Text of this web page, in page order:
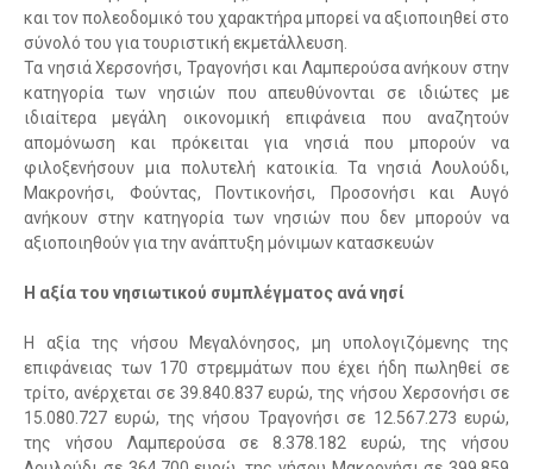
και τον πολεοδομικό του χαρακτήρα μπορεί να αξιοποιηθεί στο
σύνολό του για τουριστική εκμετάλλευση.
Τα νησιά Χερσονήσι, Τραγονήσι και Λαμπερούσα ανήκουν στην
κατηγορία των νησιών που απευθύνονται σε ιδιώτες με
ιδιαίτερα μεγάλη οικονομική επιφάνεια που αναζητούν
απομόνωση και πρόκειται για νησιά που μπορούν να
φιλοξενήσουν μια πολυτελή κατοικία. Τα νησιά Λουλούδι,
Μακρονήσι, Φούντας, Ποντικονήσι, Προσονήσι και Αυγό
ανήκουν στην κατηγορία των νησιών που δεν μπορούν να
αξιοποιηθούν για την ανάπτυξη μόνιμων κατασκευών
Η αξία του νησιωτικού συμπλέγματος ανά νησί
Η αξία της νήσου Μεγαλόνησος, μη υπολογιζόμενης της
επιφάνειας των 170 στρεμμάτων που έχει ήδη πωληθεί σε
τρίτο, ανέρχεται σε 39.840.837 ευρώ, της νήσου Χερσονήσι σε
15.080.727 ευρώ, της νήσου Τραγονήσι σε 12.567.273 ευρώ,
της νήσου Λαμπερούσα σε 8.378.182 ευρώ, της νήσου